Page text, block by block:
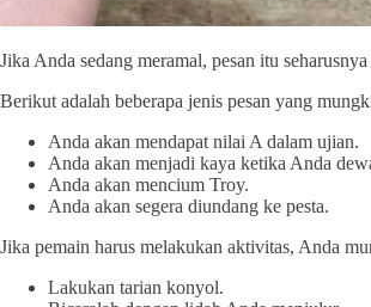
Jika Anda sedang meramal, pesan itu
Berikut adalah beberapa jenis pesan yang
Anda akan mendapat nilai A dalam ujian.
Anda akan menjadi kaya ketika Anda
Anda akan mencium Troy.
Anda akan segera diundang ke pesta.
Jika pemain harus melakukan aktivitas, Anda
Lakukan tarian konyol.